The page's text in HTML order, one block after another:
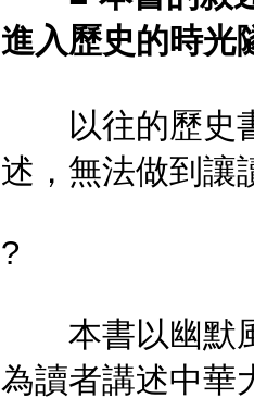
進入歷史的時光
以往的歷史書
述，無法做到讓
?
本書以幽默風
為讀者講述中華